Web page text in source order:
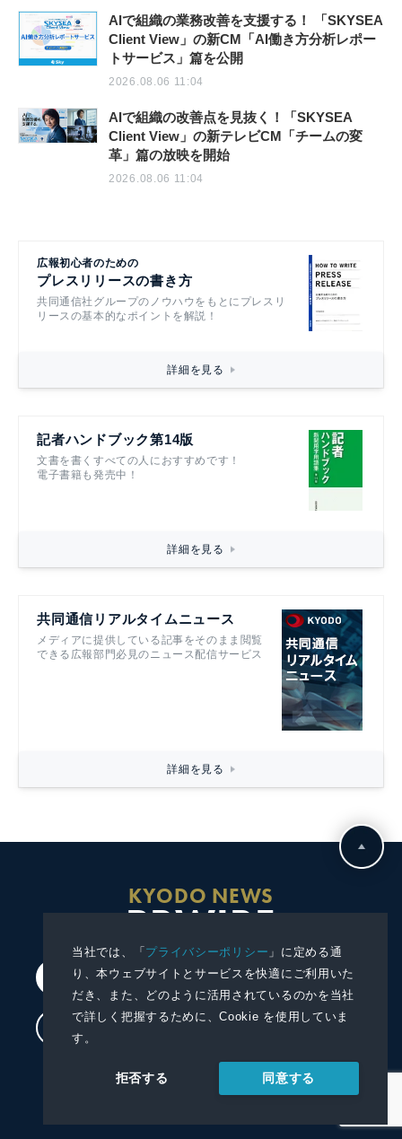
当社では、「プライバシーポリシー 」に定める通
り、本ウェブサイトとサービスを快適にご利用いた
だき、また、どのように活用されているのかを当社
で詳しく把握するために、Cookie を使用していま
す。
拒否する 同意する
AIで組織の業務改善を支援する！ 「SKYSEA
Client View」の新CM「AI働き方分析レポー
トサービス」篇を公開
2026.08.06 11:04
AIで組織の改善点を見抜く！「SKYSEA
Client View」の新テレビCM「チームの変
革」篇の放映を開始
2026.08.06 11:04
広報初心者のための
プレスリリースの書き方
共同通信社グループのノウハウをもとにプレスリ
リースの基本的なポイントを解説！
詳細を見る
記者ハンドブック第14版
文書を書くすべての人におすすめです！
電子書籍も発売中！
詳細を見る
共同通信リアルタイムニュース
メディアに提供している記事をそのまま閲覧
できる広報部門必見のニュース配信サービス
詳細を見る
KYODO NEWS
PRWIRE
会員登録
ログイン
プレスリリースを配信する